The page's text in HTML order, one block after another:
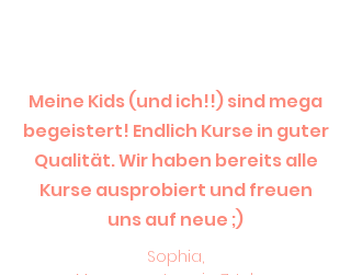
Meine Kids (und ich!!) sind mega
begeistert! Endlich Kurse in guter
Qualität. Wir haben bereits alle
Kurse ausprobiert und freuen
uns auf neue ;)
Sophia,